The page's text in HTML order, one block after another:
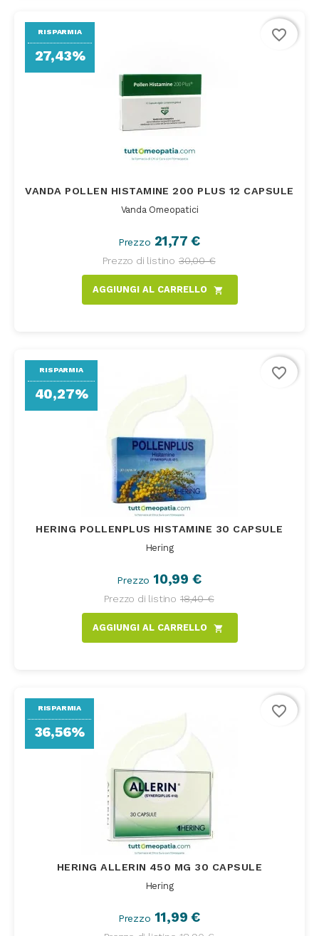
VANDA POLLEN HISTAMINE 200 PLUS 12 CAPSULE
Vanda Omeopatici
Prezzo 21,77 €
Prezzo di listino 30,00 €
AGGIUNGI AL CARRELLO shopping_cart
RISPARMIA
27,43%
favorite_border
HERING POLLENPLUS HISTAMINE 30 CAPSULE
Hering
Prezzo 10,99 €
Prezzo di listino 18,40 €
AGGIUNGI AL CARRELLO shopping_cart
RISPARMIA
40,27%
favorite_border
HERING ALLERIN 450 MG 30 CAPSULE
Hering
Prezzo 11,99 €
RISPARMIA
36,56%
favorite_border